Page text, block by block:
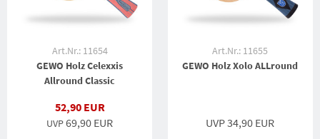
Art.Nr.: 11654
GEWO Holz Celexxis
Allround Classic
52,90 EUR
UVP69,90 EUR
Art.Nr.: 11655
GEWO Holz Xolo ALLround
UVP 34,90 EUR